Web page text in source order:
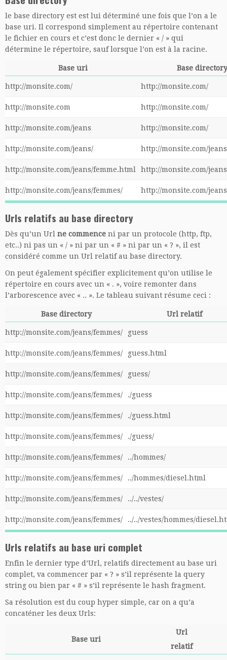
le base directory est est lui déterminé une fois que l’on a le
base uri. Il correspond simplement au répertoire contenant
le fichier en cours et c’est donc le dernier « / » qui
détermine le répertoire, sauf lorsque l’on est à la racine.
Base uri Base directory
http://monsite.com/ http://monsite.com/
http://monsite.com http://monsite.com/
http://monsite.com/jeans http://monsite.com/
http://monsite.com/jeans/ http://monsite.com/
http://monsite.com/jeans/femme.html http://monsite.com/
http://monsite.com/jeans/femmes/ http://monsite.com/
Urls relatifs au base directory
Dès qu’un Url ne commence ni par un protocole (http, ftp,
etc..) ni pas un « / » ni par un « # » ni par un « ? », il est
considéré comme un Url relatif au base directory.
On peut également spécifier explicitement qu’on utilise le
répertoire en cours avec un « . », voire remonter dans
l’arborescence avec « .. ». Le tableau suivant résume ceci :
Base directory Url relatif
http://monsite.com/jeans/femmes/ guess
http://monsite.com/jeans/femmes/ guess.html
http://monsite.com/jeans/femmes/ guess/
http://monsite.com/jeans/femmes/ ./guess
http://monsite.com/jeans/femmes/ ./guess.html
http://monsite.com/jeans/femmes/ ./guess/
http://monsite.com/jeans/femmes/ ../hommes/
http://monsite.com/jeans/femmes/ ../hommes/diesel.html
http://monsite.com/jeans/femmes/ ../../vestes/
http://monsite.com/jeans/femmes/ ../../vestes/hommes/
Urls relatifs au base uri complet
Enfin le dernier type d’Url, relatifs directement au base uri
complet, va commencer par « ? » s’il représente la query
string ou bien par « # » s’il représente le hash fragment.
Sa résolution est du coup hyper simple, car on a qu’a
concaténer les deux Urls:
Base uri
Url
relatif